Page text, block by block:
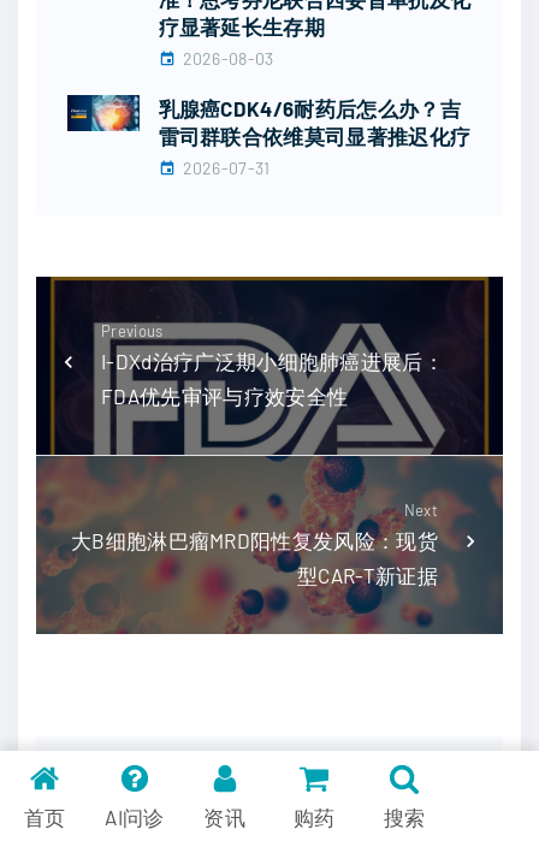
疗显著延长生存期
2026-08-03
乳腺癌CDK4/6耐药后怎么办？吉
雷司群联合依维莫司显著推迟化疗
2026-07-31
Previous
I-DXd治疗广泛期小细胞肺癌进展后：
FDA优先审评与疗效安全性
Next
大B细胞淋巴瘤MRD阳性复发风险：现货
型CAR-T新证据
发表回复
首页 AI问诊 资讯 购药 搜索